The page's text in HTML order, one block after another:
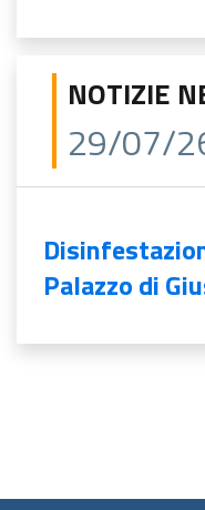
NOTIZIE
29/07/
Palazzo di